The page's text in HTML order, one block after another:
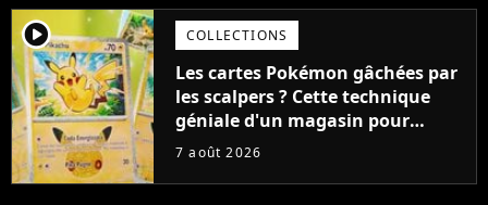
player2 COLLECTIONS
Les cartes Pokémon gâchées par
les scalpers ? Cette technique
géniale d'un magasin pour
ruiner les revendeurs
7 août 2026